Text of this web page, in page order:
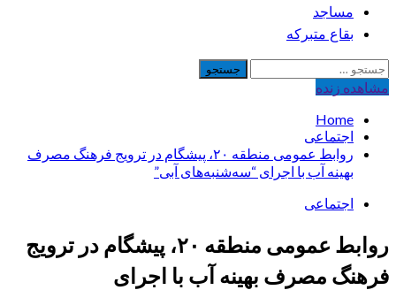
مساجد
بقاع متبرکه
جستجو
برای:
مشاهده‌ زنده
Home
اجتماعی
روابط عمومی منطقه ۲۰، پیشگام در ترویج فرهنگ مصرف
بهینه آب با اجرای “سه‌شنبه‌های آبی”
اجتماعی
روابط عمومی منطقه ۲۰، پیشگام در ترویج
فرهنگ مصرف بهینه آب با اجرای